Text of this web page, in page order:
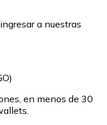
a nuestras
en menos de 30